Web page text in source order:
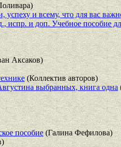
успеху и всему, что для вас
испр. и доп. Учебное пособие
Аксаков)
(Коллектив авторов)
выбранных, книга одна
пособие(Галина Фефилова)